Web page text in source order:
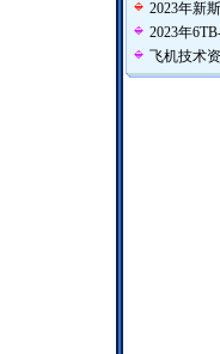
2023年新
2023年
飞机技术